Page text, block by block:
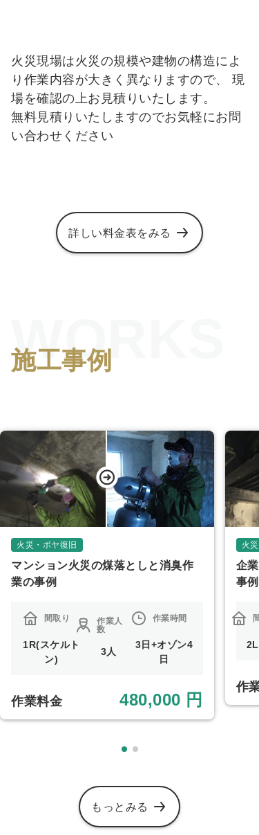
火災現場は火災の規模や建物の構造によ
り作業内容が大きく異なりますので、 現
場を確認の上お見積りいたします。
無料見積りいたしますのでお気軽にお問
い合わせください
詳しい料金表をみる
施工事例
WORKS
火災・ボヤ復旧
マンション火災の煤落としと消臭作
業の事例
間取り
1R(スケルト
ン)
作業人
数
3人
作業時間
3日+オゾン4
日
作業料金 480,000 円
火
企
事例
作
もっとみる